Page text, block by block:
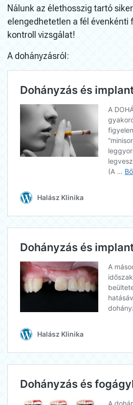
Nálunk az élethosszig tartó
elengedhetetlen a fél évenkénti
kontroll vizsgálat!
A dohányzásról: